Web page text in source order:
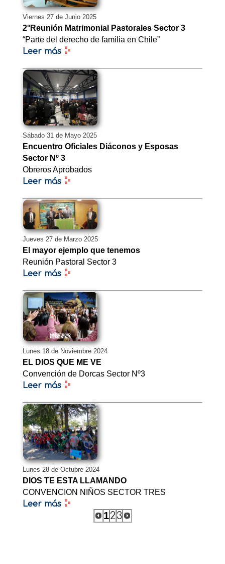
Viernes 27 de Junio 2025
2°Reunión Matrimonial Pastorales Sector 3
“Parte del derecho de familia en Chile”
Leer más
Sábado 31 de Mayo 2025
Encuentro Oficiales Diáconos y Esposas
Sector Nº 3
Obreros Aprobados
Leer más
Jueves 27 de Marzo 2025
El mayor ejemplo que tenemos
Reunión Pastoral Sector 3
Leer más
Lunes 18 de Noviembre 2024
EL DIOS QUE ME VE
Convención de Dorcas Sector Nº3
Leer más
Lunes 28 de Octubre 2024
DIOS TE ESTA LLAMANDO
CONVENCION NIÑOS SECTOR TRES
Leer más
123